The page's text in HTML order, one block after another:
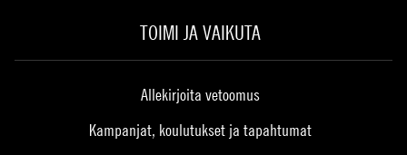
TOIMI JA VAIKUTA
Allekirjoita vetoomus
Kampanjat, koulutukset ja tapahtumat